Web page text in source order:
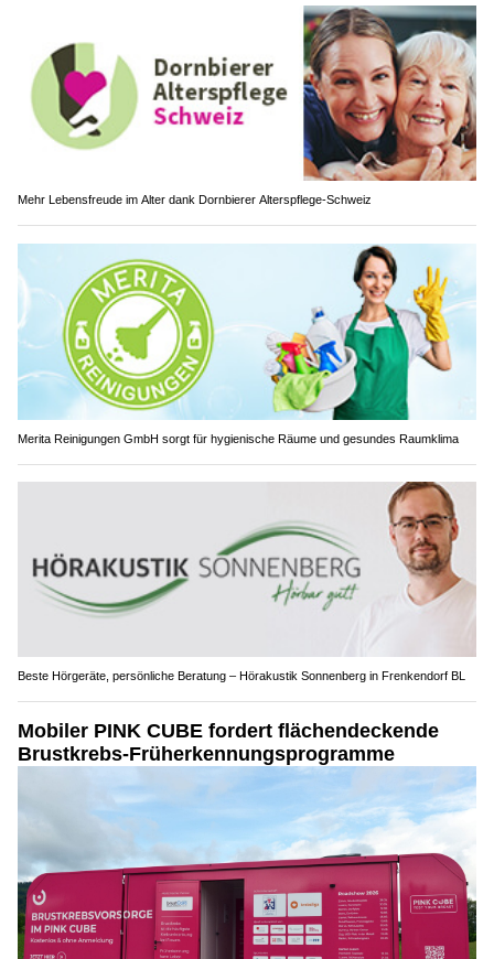
Mehr Lebensfreude im Alter dank Dornbierer Alterspflege-Schweiz
Merita Reinigungen GmbH sorgt für hygienische Räume und gesundes Raumklima
Beste Hörgeräte, persönliche Beratung – Hörakustik Sonnenberg in Frenkendorf BL
Mobiler PINK CUBE fordert flächendeckende
Brustkrebs-Früherkennungsprogramme